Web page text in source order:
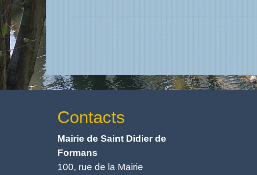
Contacts
Mairie de Saint Didier de
Formans
100, rue de la Mairie